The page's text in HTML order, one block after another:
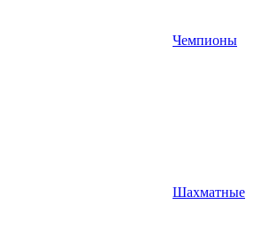
Чемпионы
Шахматные